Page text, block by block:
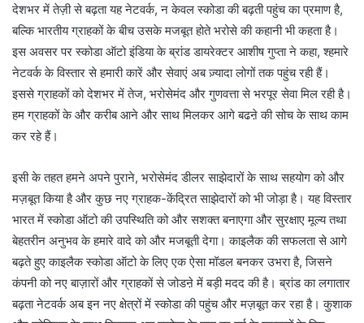
देशभर में तेज़ी से बढ़ता यह नेटवर्क, न केवल स्कोडा की बढ़ती पहुंच का प्रमाण है,
बल्कि भारतीय ग्राहकों के बीच उसके मजबूत होते भरोसे की कहानी भी कहता है।
इस अवसर पर स्कोडा ऑटो इंडिया के ब्रांड डायरेक्टर आशीष गुप्ता ने कहा, श्हमारे
नेटवर्क के विस्तार से हमारी कारें और सेवाएं अब ज़्यादा लोगों तक पहुंच रही हैं।
इससे ग्राहकों को देशभर में तेज, भरोसेमंद और गुणवत्ता से भरपूर सेवा मिल रही है।
हम ग्राहकों के और करीब आने और साथ मिलकर आगे बढऩे की सोच के साथ काम
कर रहे हैं।
इसी के तहत हमने अपने पुराने, भरोसेमंद डीलर साझेदारों के साथ सहयोग को और
मज़बूत किया है और कुछ नए ग्राहक-केंद्रित साझेदारों को भी जोड़ा है। यह विस्तार
भारत में स्कोडा ऑटो की उपस्थिति को और सशक्त बनाएगा और सुरक्षाए मूल्य तथा
बेहतरीन अनुभव के हमारे वादे को और मजबूती देगा। काइलैक की सफलता से आगे
बढ़ते हुए काइलैक स्कोडा ऑटो के लिए एक ऐसा मॉडल बनकर उभरा है, जिसने
कंपनी को नए बाज़ारों और ग्राहकों से जोडऩे में बड़ी मदद की है। ब्रांड का लगातार
बढ़ता नेटवर्क अब इन नए क्षेत्रों में स्कोडा की पहुंच और मज़बूत कर रहा है। कुशाक